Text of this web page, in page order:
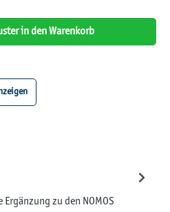
in den Warenkorb
Ergänzung zu den NOMOS